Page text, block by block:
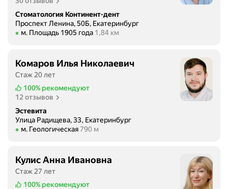
Стоматология Континент-дент
Проспект Ленина, 50Б, Екатеринбург
Метро м. Площадь 1905 года Расстояние 1,84 км
м. Площадь 1905 года 1,84 км
Комаров Илья Николаевич
Стаж 20 лет
100% рекомендуют
12 отзывов
Эстевита
Улица Радищева, 33, Екатеринбург
Метро м. Геологическая Расстояние 790 м
м. Геологическая 790 м
Кулис Анна Ивановна
Стаж 27 лет
100% рекомендуют